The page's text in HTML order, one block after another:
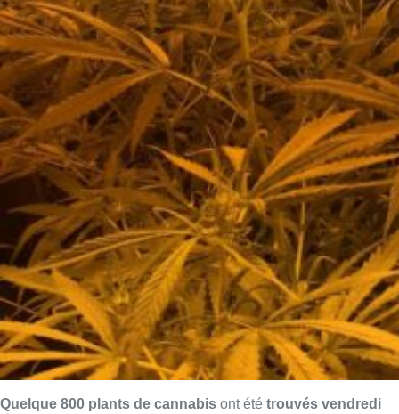
Quelque 800 plants de cannabis ont été trouvés vendredi